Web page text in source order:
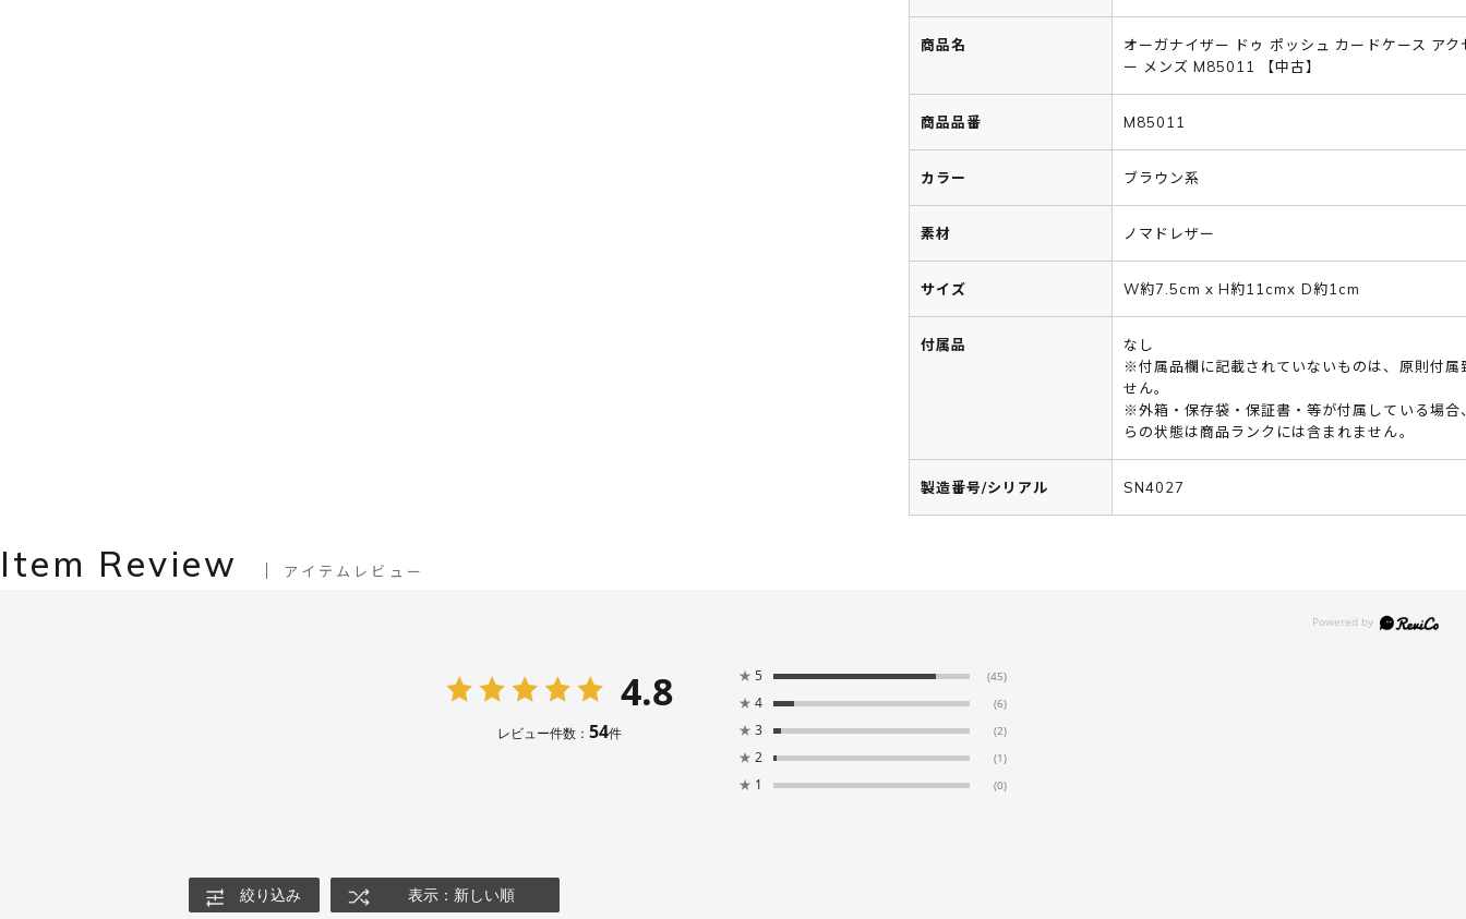
商品名
オーガナイザー ドゥ ポッシュ カードケース アク
ー メンズ M85011 【中古】
商品品番 M85011
カラー ブラウン系
素材 ノマドレザー
サイズ W約7.5cm x H約11cmx D約1cm
付属品
なし
※付属品欄に記載されていないものは、原則付属
せん。
※外箱・保存袋・保証書・等が付属している場合
らの状態は商品ランクには含まれません。
製造番号/シリアル SN4027
Item Review アイテムレビュー
4.8
レビュー件数： 54件
★ 5 (45)
★ 4 (6)
★ 3 (2)
★ 2 (1)
★ 1 (0)
絞り込み 表示：新しい順